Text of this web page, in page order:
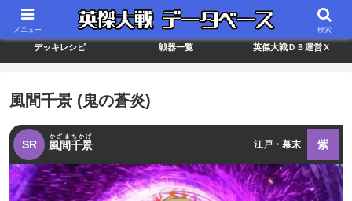
最新バージョン情報 武将ランキング カードリスト
デッキレシピ 戦器一覧 英傑大戦ＤＢ運営Ｘ
風間千景 (鬼の蒼炎)
SR 風間千景
かざまちかげ
江戸・幕末 紫
メニュー 検索